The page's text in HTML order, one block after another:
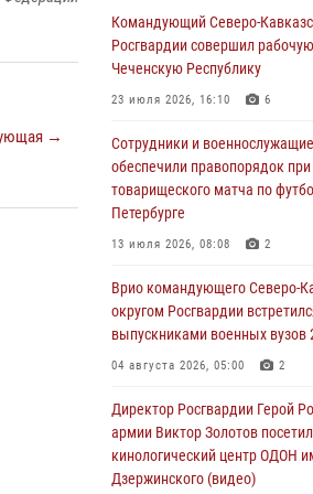
→
Ветеран войск правопорядка
Иван Пияшев – герой
армии с Александром
07 августа 2026, 12:00
Росгвардейцы пресекли
подняться на крышу
Санкт-Петербурге (видео)
07 августа 2026, 11:34
основам взрывобезопасности
07 августа 2026, 11:33
Рэпер ST посетил раненых
ведомства
07 августа 2026, 11:18 2
В Ставрополе офицеры
Командующий Северо-
Росгвардии совершил
Чеченскую Республику
23 июля 2026, 16:10 6
Сотрудники и
обеспечили правопорядок
товарищеского матча по
Петербурге
13 июля 2026, 08:08 2
Врио командующего Северо-
округом Росгвардии
выпускниками военных вузов
04 августа 2026, 05:00 2
Директор Росгвардии Герой
армии Виктор Золотов посетил
кинологический центр ОДОН
Дзержинского (видео)